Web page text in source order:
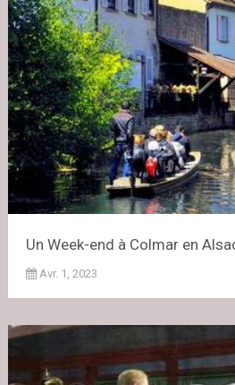
Un Week-end à Colmar en
Avr. 1, 2023